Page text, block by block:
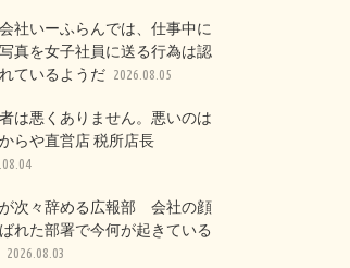
社いーふらんでは、仕事中に
真を女子社員に送る行為は認
ているようだ 2026.08.05
は悪くありません。悪いのは
らや直営店 税所店長
次々辞める広報部 会社の顔
れた部署で今何が起きている
2026.08.03